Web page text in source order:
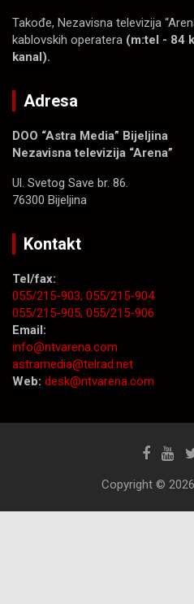
Takođe, Nezavisna televizija
kablovskih operatera (m:tel - 84
kanal).
Adresa
DOO “Astra Media” Bijeljina
Nezavisna televizija “Arena”
Ul. Svetog Save br. 86.
76300 Bijeljina
Kontakt
Tel/fax:
055/215-903; 055/215-904
055/215-905; 055/215-906
Email:
info@ntvarena.com
astramedia@telrad.net
Web: desk@ntvarena.com
Copyright © 2026